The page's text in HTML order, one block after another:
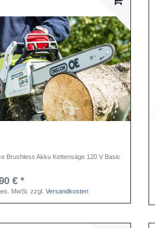
Brushless Akku Kettensäge 120 V Basic
€ *
MwSt. zzgl.Versandkosten